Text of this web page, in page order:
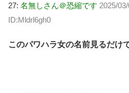
27: 名無しさん＠恐縮です 2025/
ID:Mldrl6gh0
このパワハラ女の名前見るだけ